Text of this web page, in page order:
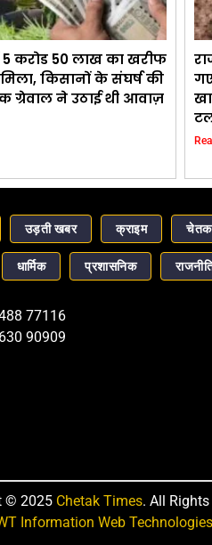
करोड 50 लाख का खरीफ
किसानों के संघर्ष की
ग्रेवाल ने उठाई थी आवाज़
उड़ती खबर क्राइम चेतक
धार्मिक प्रशासनिक
77116
90909
© 2025 Chetak Times. All Rights
Information Web